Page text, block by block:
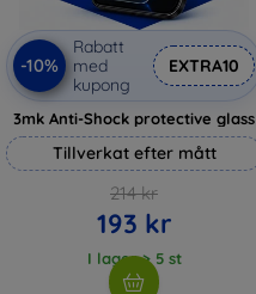
-10%
Rabatt
med
kupong
EXTRA10
3mk Anti-Shock protective glass
Tillverkat efter mått
214 kr
193 kr
I lager > 5 st